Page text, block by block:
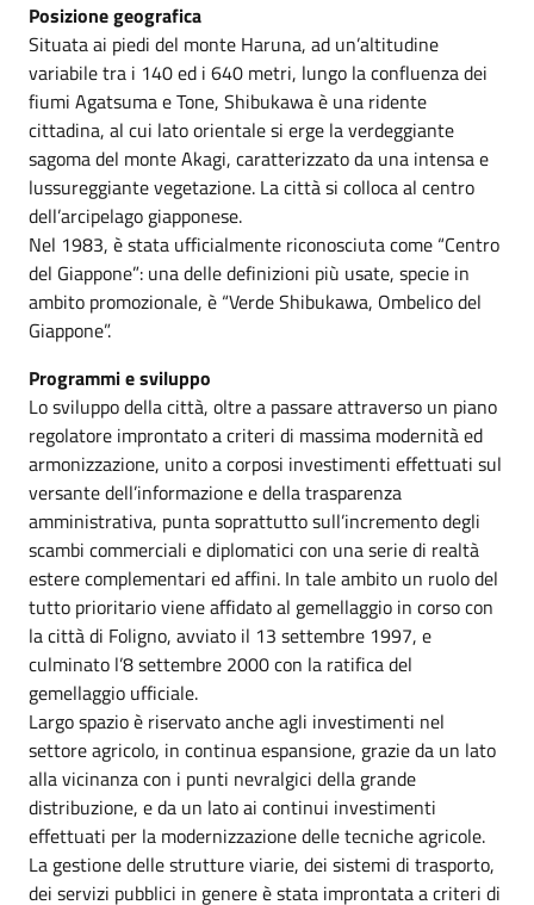
Posizione geografica
Situata ai piedi del monte Haruna, ad un’altitudine
variabile tra i 140 ed i 640 metri, lungo la confluenza dei
fiumi Agatsuma e Tone, Shibukawa è una ridente
cittadina, al cui lato orientale si erge la verdeggiante
sagoma del monte Akagi, caratterizzato da una intensa e
lussureggiante vegetazione. La città si colloca al centro
dell’arcipelago giapponese.
Nel 1983, è stata ufficialmente riconosciuta come “Centro
del Giappone”: una delle definizioni più usate, specie in
ambito promozionale, è “Verde Shibukawa, Ombelico del
Giappone”.
Programmi e sviluppo
Lo sviluppo della città, oltre a passare attraverso un piano
regolatore improntato a criteri di massima modernità ed
armonizzazione, unito a corposi investimenti effettuati sul
versante dell’informazione e della trasparenza
amministrativa, punta soprattutto sull’incremento degli
scambi commerciali e diplomatici con una serie di realtà
estere complementari ed affini. In tale ambito un ruolo del
tutto prioritario viene affidato al gemellaggio in corso con
la città di Foligno, avviato il 13 settembre 1997, e
culminato l’8 settembre 2000 con la ratifica del
gemellaggio ufficiale.
Largo spazio è riservato anche agli investimenti nel
settore agricolo, in continua espansione, grazie da un lato
alla vicinanza con i punti nevralgici della grande
distribuzione, e da un lato ai continui investimenti
effettuati per la modernizzazione delle tecniche agricole.
La gestione delle strutture viarie, dei sistemi di trasporto,
dei servizi pubblici in genere è stata improntata a criteri di